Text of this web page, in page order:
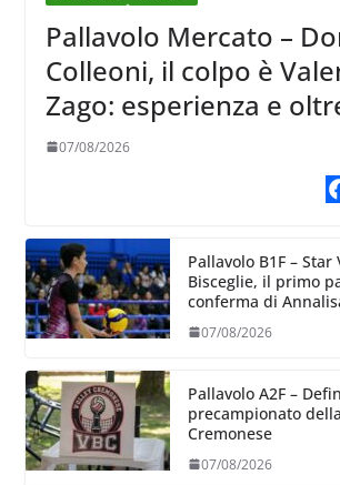
Pallavolo Mercato –
Colleoni, il colpo è
Zago: esperienza e
punti al servizio di
07/08/2026
Pallavolo B1F – Star
Bisceglie, il primo
conferma di
07/08/2026
Pallavolo A2F –
precampionato
Cremonese
07/08/2026